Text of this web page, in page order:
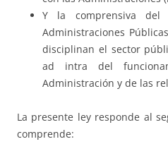
Y la comprensiva
Administraciones
disciplinan el sector
ad intra del
Administración y de las
La presente ley responde al
comprende: